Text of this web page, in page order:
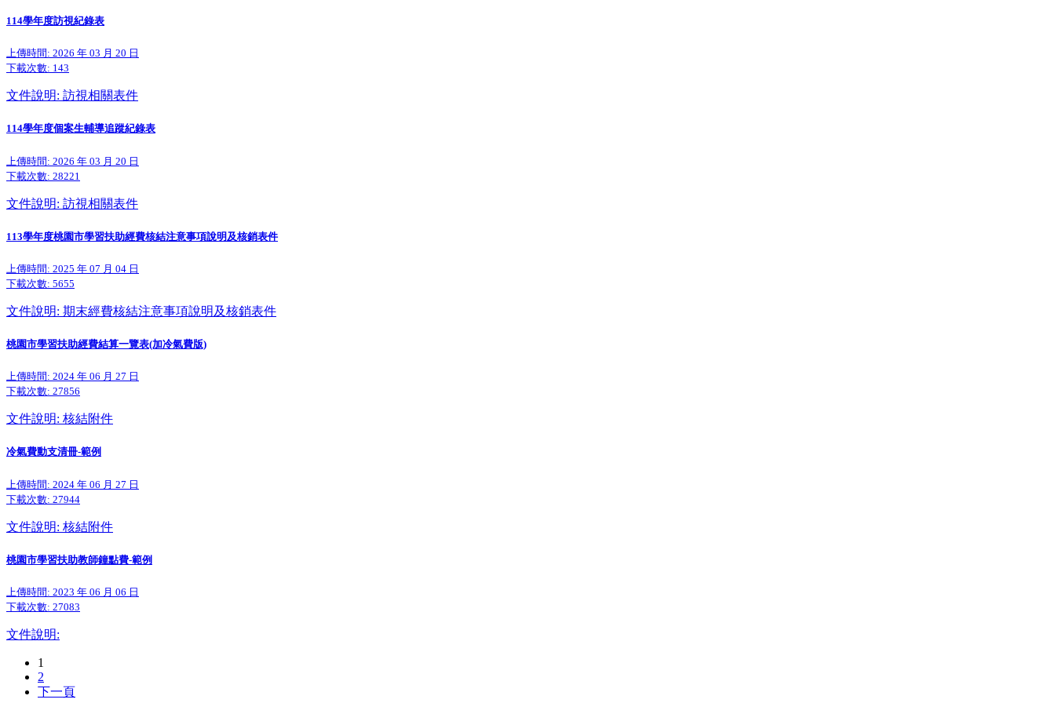
114學年度訪視紀錄表
上傳時間: 2026 年 03 月 20 日
下載次數: 143
文件說明: 訪視相關表件
114學年度個案生輔導追蹤紀錄表
上傳時間: 2026 年 03 月 20 日
下載次數: 28221
文件說明: 訪視相關表件
113學年度桃園市學習扶助經費核結注意事項說明及核銷表件
上傳時間: 2025 年 07 月 04 日
下載次數: 5655
文件說明: 期末經費核結注意事項說明及核銷表件
桃園市學習扶助經費結算一覽表(加冷氣費版)
上傳時間: 2024 年 06 月 27 日
下載次數: 27856
文件說明: 核結附件
冷氣費動支清冊-範例
上傳時間: 2024 年 06 月 27 日
下載次數: 27944
文件說明: 核結附件
桃園市學習扶助教師鐘點費-範例
上傳時間: 2023 年 06 月 06 日
下載次數: 27083
文件說明:
1
2
下一頁